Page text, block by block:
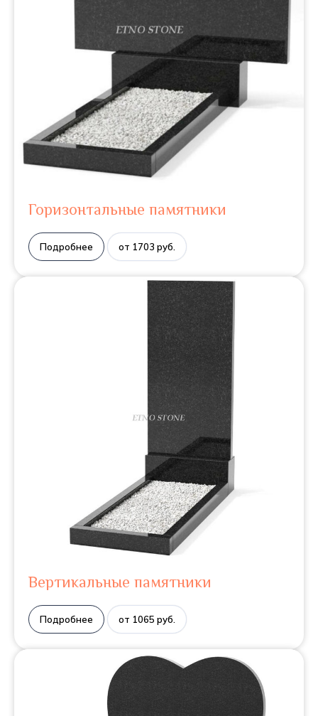
Горизонтальные памятники
Подробнее от 1703 руб.
Вертикальные памятники
Подробнее от 1065 руб.